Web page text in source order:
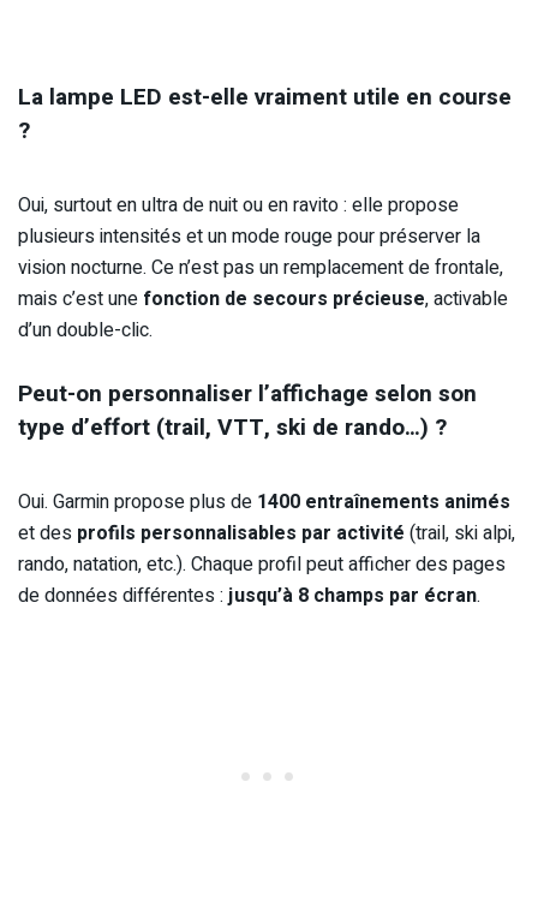
La lampe LED est-elle vraiment utile en course
?
Oui, surtout en ultra de nuit ou en ravito : elle propose
plusieurs intensités et un mode rouge pour préserver la
vision nocturne. Ce n’est pas un remplacement de frontale,
mais c’est une fonction de secours précieuse, activable
d’un double-clic.
Peut-on personnaliser l’affichage selon son
type d’effort (trail, VTT, ski de rando…) ?
Oui. Garmin propose plus de 1400 entraînements animés
et des profils personnalisables par activité (trail, ski alpi,
rando, natation, etc.). Chaque profil peut afficher des pages
de données différentes :jusqu’à 8 champs par écran.